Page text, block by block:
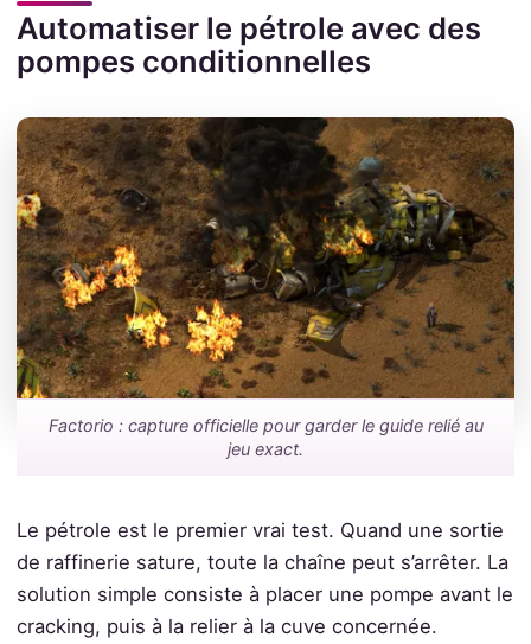
Automatiser le pétrole avec des
pompes conditionnelles
Factorio : capture officielle pour garder le guide relié au
jeu exact.
Le pétrole est le premier vrai test. Quand une sortie
de raffinerie sature, toute la chaîne peut s’arrêter. La
solution simple consiste à placer une pompe avant le
cracking, puis à la relier à la cuve concernée.